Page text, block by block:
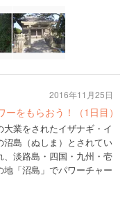
をもらおう！（1日目）
業をされたイザナギ・イ
島（ぬしま）とされてい
、淡路島・四国・九州・壱
「沼島」でパワーチャー
2016年11月25日